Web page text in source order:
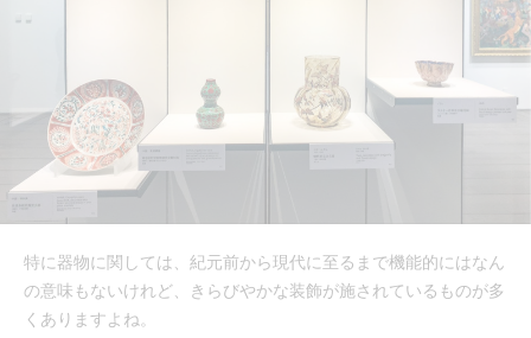
特に器物に関しては、紀元前から現代に至るまで機能的にはなん
の意味もないけれど、きらびやかな装飾が施されているものが多
くありますよね。